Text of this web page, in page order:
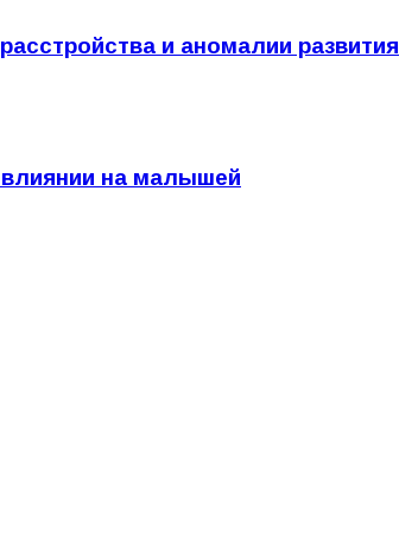
и аномалии развития
влиянии на малышей